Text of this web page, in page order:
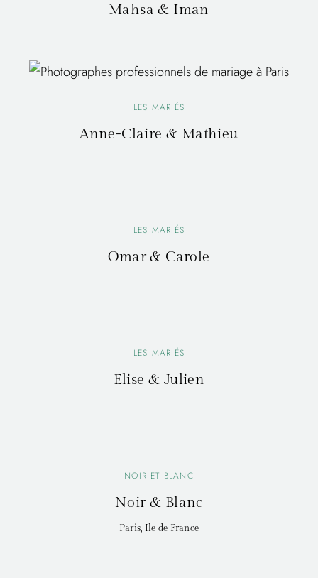
Mahsa & Iman
LES MARIÉS
Anne-Claire & Mathieu
LES MARIÉS
Omar & Carole
LES MARIÉS
Elise & Julien
NOIR ET BLANC
Noir & Blanc
Paris, Ile de France